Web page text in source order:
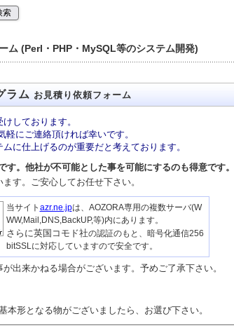
ム (Perl・PHP・MySQL等のシステム開発)
ラム お見積り依頼フォーム
しております。
軽にご連絡頂ければ幸いです。
に仕上げるのが重要だと考えております。
。他社が不可能とした事を可能にするのも得意です。
す。ご安心してお任せ下さい。
当サイト azr.ne.jpは、AOZORA専用の複数サーバ(W
WW,Mail,DNS,BackUP,等)内にあります。
さらに英国コモド社の認証のもと、暗号化通信256
bitSSLに対応していますので安全です。
出来かねる場合がございます。予めご了承下さい。
本形となる物がございましたら、お選び下さい。